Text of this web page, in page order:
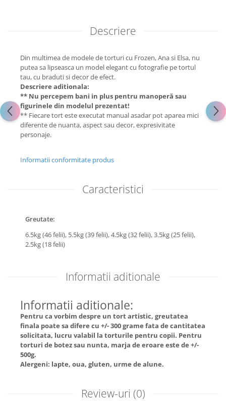
Descriere
Din multimea de modele de torturi cu Frozen, Ana si Elsa, nu
putea sa lipseasca un model elegant cu fotografie pe tortul
tau, cu braduti si decor de efect.
Descriere aditionala:
** Nu percepem bani in plus pentru manoperă sau
figurinele din modelul prezentat!
** Fiecare tort este executat manual asadar pot aparea mici
diferente de nuanta, aspect sau decor, expresivitate
personaje.
Informatii conformitate produs
Caracteristici
Greutate:
6.5kg (46 felii), 5.5kg (39 felii),4.5kg (32 felii),3.5kg (25 felii),
2.5kg (18 felii)
Informatii aditionale
Informatii aditionale:
Pentru ca vorbim despre un tort artistic, greutatea
finala poate sa difere cu +/- 300 grame fata de cantitatea
solicitata, lucru valabil la torturile pentru copii. Pentru
torturi de botez sau nunta, marja de eroare este de +/-
500g.
Alergeni: lapte, oua, gluten, urme de alune.
Review-uri (0)